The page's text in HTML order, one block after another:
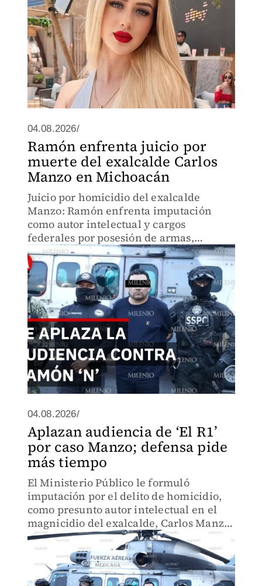
04.08.2026/
Ramón enfrenta juicio por
muerte del exalcalde Carlos
Manzo en Michoacán
Juicio por homicidio del exalcalde
Manzo: Ramón enfrenta imputación
como autor intelectual y cargos
federales por posesión de armas,
cartuchos y drogas. La defensa negocia
plazos mientras audiencia se
reprograma para el 7 de agosto en
Michoacán.
04.08.2026/
Aplazan audiencia de ‘El R1’
por caso Manzo; defensa pide
más tiempo
El Ministerio Público le formuló
imputación por el delito de homicidio,
como presunto autor intelectual en el
magnicidio del exalcalde, Carlos Manzo
de Uruapan.